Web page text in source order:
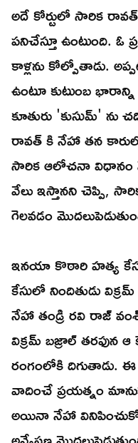
అదే కోర్టులో సారిక
పనిచేస్తూ ఉంటుంది. ఓ
కాళ్లను కోల్పోతాడు.
ఉంటూ కుటుంబ
కూతురు 'కుసుమ్' ను
రావత్ కి నేహా తన
సారిక ఆలోచనా విధానం
వేలు ఇస్తానని చెప్పి,
గెలవడం
ఇనయా కొఠారి హత్య కేసు
కేసులో నిందితుడు
నేహా తండ్రి రవి రాజ్
విక్రమ్ బజ్రాల్ తరఫున
రంగంలోకి దిగుతాడు.
వాదించే ప్రయత్నం
అయినా నేహా